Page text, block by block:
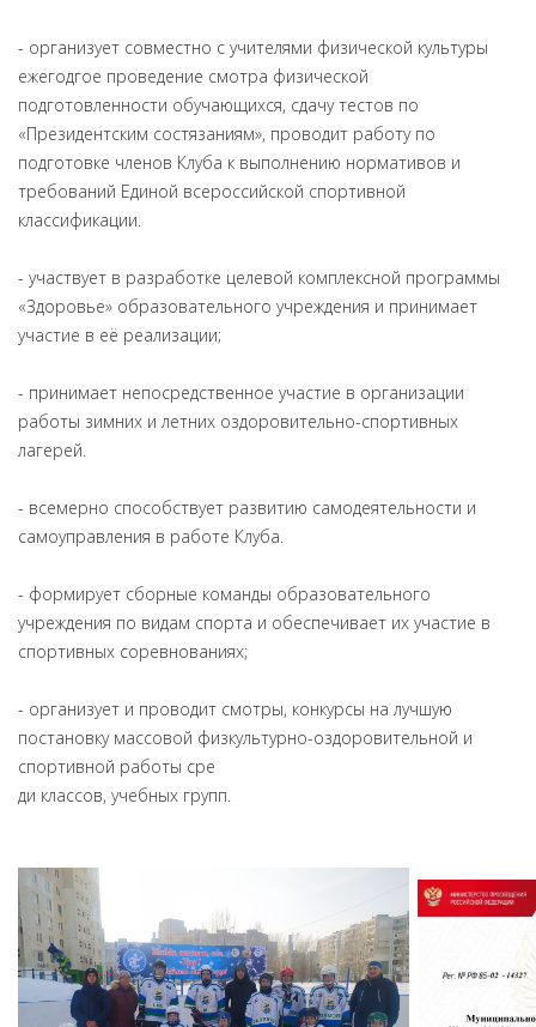
- организует совместно с учителями физической культуры
ежегодгое проведение смотра физической
подготовленности обучающихся, сдачу тестов по
«Президентским состязаниям», проводит работу по
подготовке членов Клуба к выполнению нормативов и
требований Единой всероссийской спортивной
классификации.
- участвует в разработке целевой комплексной программы
«Здоровье» образовательного учреждения и принимает
участие в её реализации;
- принимает непосредственное участие в организации
работы зимних и летних оздоровительно-спортивных
лагерей.
- всемерно способствует развитию самодеятельности и
самоуправления в работе Клуба.
- формирует сборные команды образовательного
учреждения по видам спорта и обеспечивает их участие в
спортивных соревнованиях;
- организует и проводит смотры, конкурсы на лучшую
постановку массовой физкультурно-оздоровительной и
спортивной работы сре
ди классов, учебных групп.